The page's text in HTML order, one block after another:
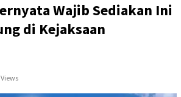
Wajib Sediakan Ini
di Kejaksaan